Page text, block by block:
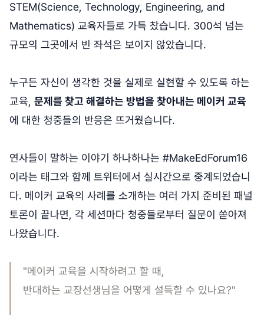
STEM(Science, Technology, Engineering, and
Mathematics) 교육자들로 가득 찼습니다. 300석 넘는
규모의 그곳에서 빈 좌석은 보이지 않았습니다.
누구든 자신이 생각한 것을 실제로 실현할 수 있도록 하는
교육, 문제를 찾고 해결하는 방법을 찾아내는 메이커 교육
에 대한 청중들의 반응은 뜨거웠습니다.
연사들이 말하는 이야기 하나하나는 #MakeEdForum16
이라는 태그와 함께 트위터에서 실시간으로 중계되었습니
다. 메이커 교육의 사례를 소개하는 여러 가지 준비된 패널
토론이 끝나면, 각 세션마다 청중들로부터 질문이 쏟아져
나왔습니다.
"메이커 교육을 시작하려고 할 때,
반대하는 교장선생님을 어떻게 설득할 수 있나요?"